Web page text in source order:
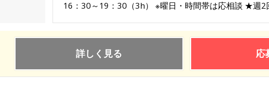
16：30～19：30（3h） ※曜日・時間帯は応相談 ★週2
詳しく見る 応